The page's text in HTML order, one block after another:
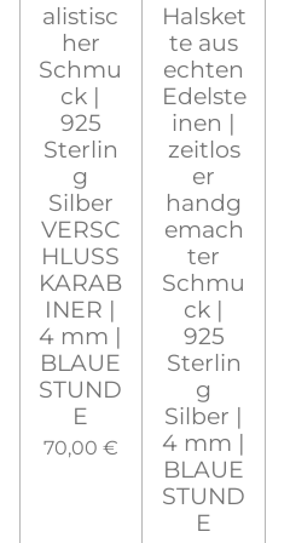
alistisc
her
Schmu
ck |
925
Sterlin
g
Silber
VERSC
HLUSS
KARAB
INER |
4 mm |
BLAUE
STUND
E
70,00 €
Halsket
te aus
echten
Edelste
inen |
zeitlos
er
handg
emach
ter
Schmu
ck |
925
Sterlin
g
Silber |
4 mm |
BLAUE
STUND
E